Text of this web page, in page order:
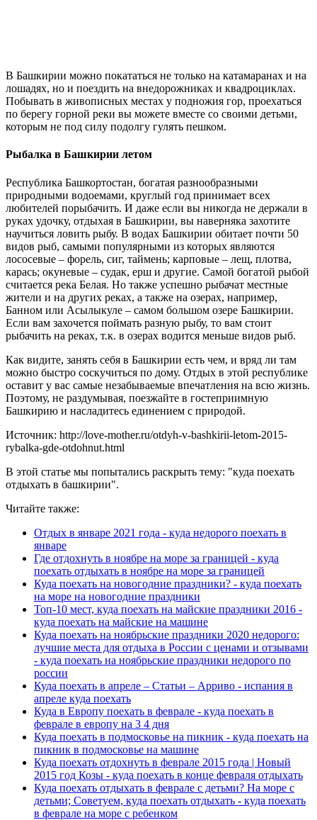
В Башкирии можно покататься не только на катамаранах и на
лошадях, но и поездить на внедорожниках и квадроциклах.
Побывать в живописных местах у подножия гор, проехаться
по берегу горной реки вы можете вместе со своими детьми,
которым не под силу подолгу гулять пешком.
Рыбалка в Башкирии летом
Республика Башкортостан, богатая разнообразными
природными водоемами, круглый год принимает всех
любителей порыбачить. И даже если вы никогда не держали в
руках удочку, отдыхая в Башкирии, вы наверняка захотите
научиться ловить рыбу. В водах Башкирии обитает почти 50
видов рыб, самыми популярными из которых являются
лососевые – форель, сиг, таймень; карповые – лещ, плотва,
карась; окуневые – судак, ерш и другие. Самой богатой рыбой
считается река Белая. Но также успешно рыбачат местные
жители и на других реках, а также на озерах, например,
Банном или Асылыкуле – самом большом озере Башкирии.
Если вам захочется поймать разную рыбу, то вам стоит
рыбачить на реках, т.к. в озерах водится меньше видов рыб.
Как видите, занять себя в Башкирии есть чем, и вряд ли там
можно быстро соскучиться по дому. Отдых в этой республике
оставит у вас самые незабываемые впечатления на всю жизнь.
Поэтому, не раздумывая, поезжайте в гостеприимную
Башкирию и насладитесь единением с природой.
Источник: http://love-mother.ru/otdyh-v-bashkirii-letom-2015-
rybalka-gde-otdohnut.html
В этой статье мы попытались раскрыть тему: "куда поехать
отдыхать в башкирии".
Читайте также:
Отдых в январе 2021 года - куда недорого поехать в
январе
Где отдохнуть в ноябре на море за границей - куда
поехать отдыхать в ноябре на море за границей
Куда поехать на новогодние праздники? - куда поехать
на море на новогодние праздники
Топ-10 мест, куда поехать на майские праздники 2016 -
куда поехать на майские на машине
Куда поехать на ноябрьские праздники 2020 недорого:
лучшие места для отдыха в России с ценами и отзывами
- куда поехать на ноябрьские праздники недорого по
россии
Куда поехать в апреле – Статьи – Арриво - испания в
апреле куда поехать
Куда в Европу поехать в феврале - куда поехать в
феврале в европу на 3 4 дня
Куда поехать в подмосковье на пикник - куда поехать на
пикник в подмосковье на машине
Куда поехать отдохнуть в феврале 2015 года | Новый
2015 год Козы - куда поехать в конце февраля отдыхать
Куда поехать отдыхать в феврале с детьми? На море с
детьми; Советуем, куда поехать отдыхать - куда поехать
в феврале на море с ребенком